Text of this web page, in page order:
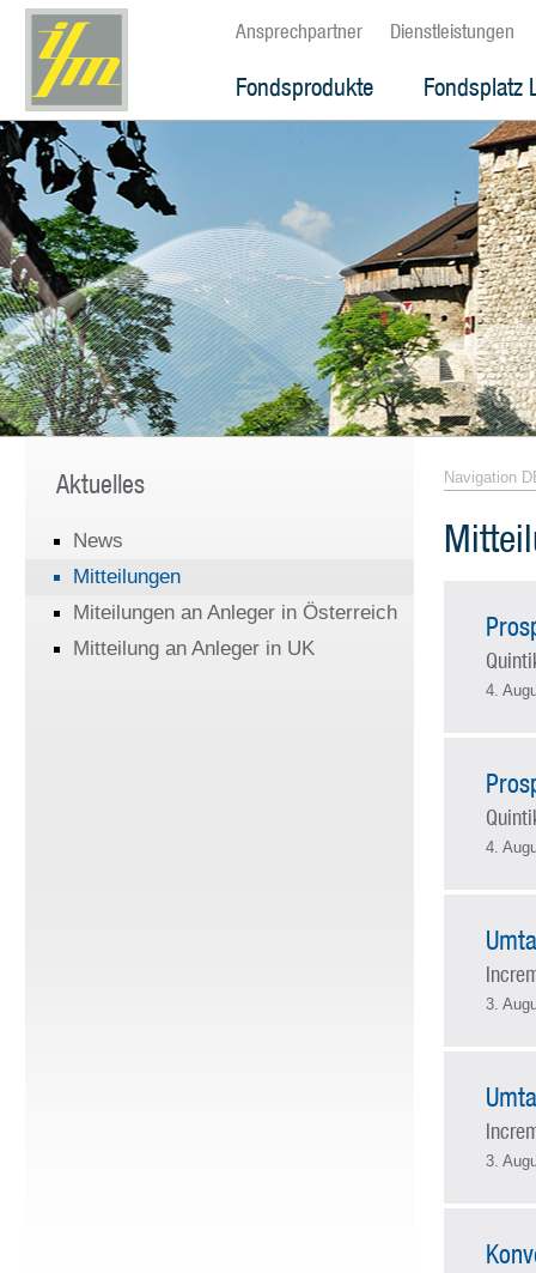
Ansprechpartner Dienstleistungen
Fondsprodukte Fondsplatz
Aktuelles
News
Mitteilungen
Miteilungen an Anleger in Österreich
Mitteilung an Anleger in UK
Navigation
4.
4.
3.
3.